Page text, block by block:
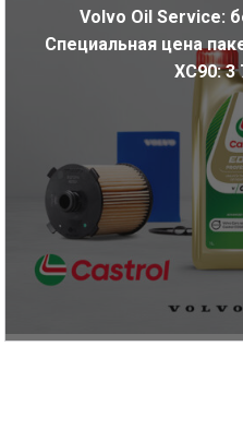
Volvo Oil Service:
Специальная цена
XC90: 3